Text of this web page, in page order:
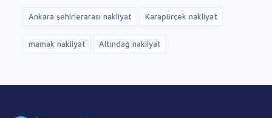
Ankara şehirlerarası nakliyat Karapürçek nakliyat
mamak nakliyat Altındağ nakliyat